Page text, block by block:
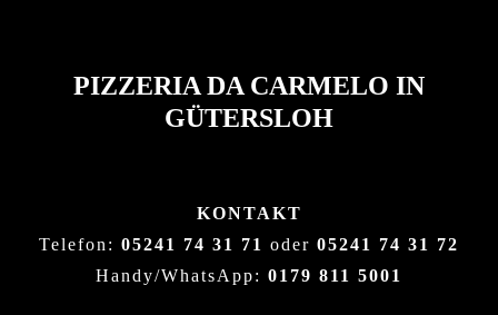
PIZZERIA DA CARMELO IN
GÜTERSLOH
KONTAKT
Telefon: 05241 74 31 71 oder 05241 74 31 72
Handy/WhatsApp: 0179 811 5001